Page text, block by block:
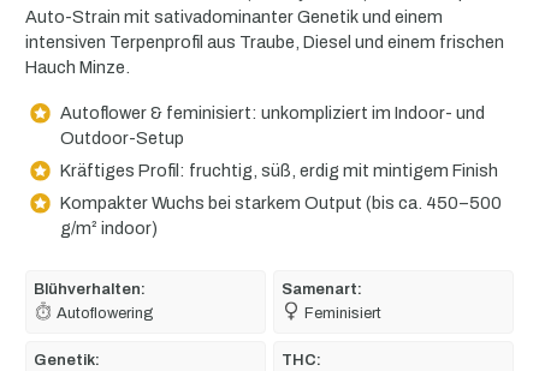
Auto-Strain mit sativadominanter Genetik und einem
intensiven Terpenprofil aus Traube, Diesel und einem frischen
Hauch Minze.
Autoflower & feminisiert: unkompliziert im Indoor- und
Outdoor-Setup
Kräftiges Profil: fruchtig, süß, erdig mit mintigem Finish
Kompakter Wuchs bei starkem Output (bis ca. 450–500
g/m² indoor)
Blühverhalten:
Autoflowering
Samenart:
Feminisiert
Genetik:
THC: